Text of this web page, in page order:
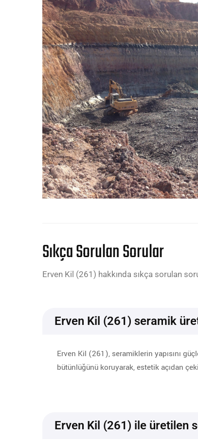
Sıkça Sorulan Sorular
Erven Kil (261) hakkında sıkça sorulan
Erven Kil (261) seramik
Erven Kil (261), seramiklerin yapısını
bütünlüğünü koruyarak, estetik açıdan
Erven Kil (261) ile üretilen